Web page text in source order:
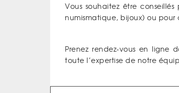
Vous souhaitez être
numismatique, bijoux) ou pour
Prenez rendez-vous en ligne
toute l’expertise de notre